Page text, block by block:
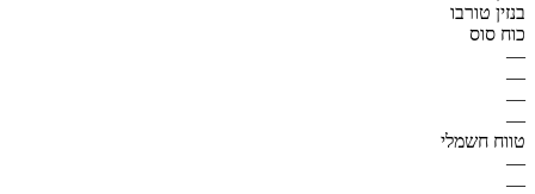
בנזין טורבו
כוח סוס
—
—
—
—
טווח חשמלי
—
—